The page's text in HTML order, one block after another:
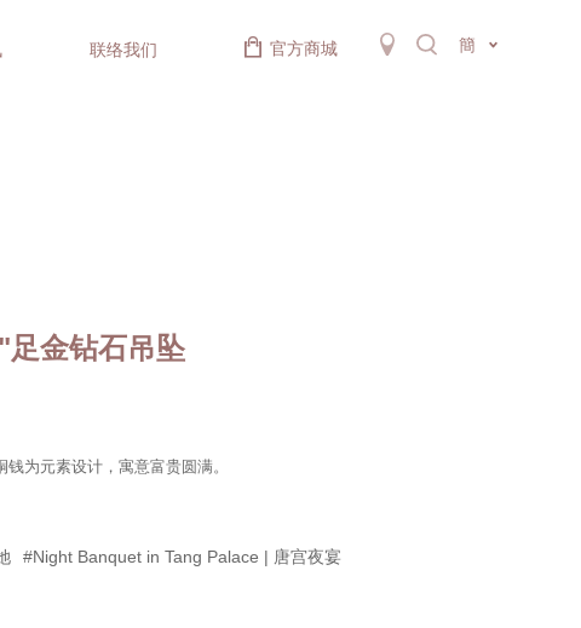
联络我们 官方商城 簡
金钻石吊坠
为元素设计，寓意富贵圆满。
#Night Banquet in Tang Palace | 唐宫夜宴